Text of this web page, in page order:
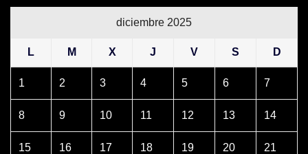
diciembre 2025
L M X J V S D
1 2 3 4 5 6 7
8 9 10 11 12 13 14
15 16 17 18 19 20 21